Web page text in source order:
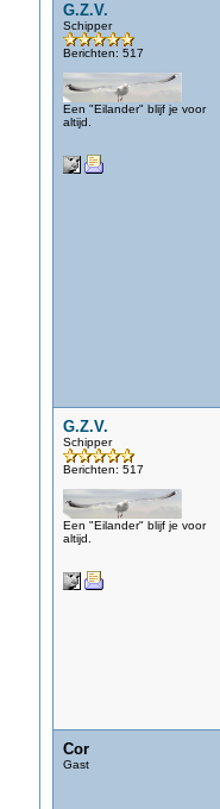
G.Z.V.
Schipper
Berichten: 517
Een "Eilander" blijf je voor
altijd.
G.Z.V.
Schipper
Berichten: 517
Een "Eilander" blijf je voor
altijd.
Cor
Gast